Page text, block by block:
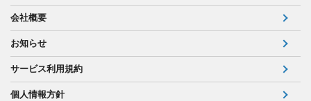
会社概要
お知らせ
サービス利用規約
個人情報方針